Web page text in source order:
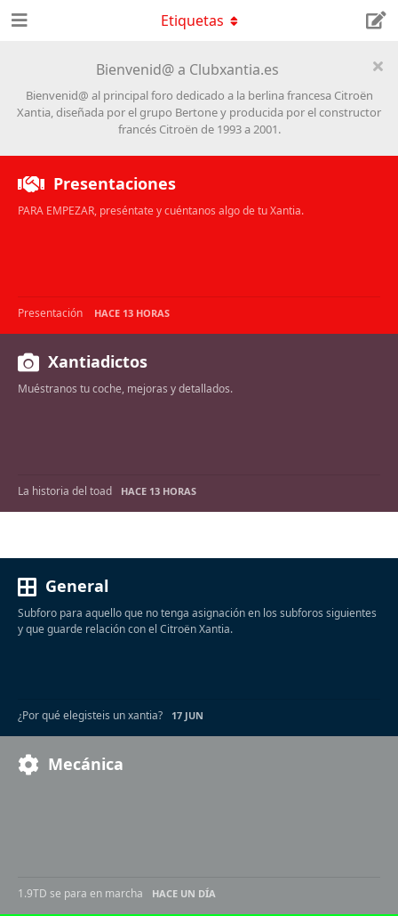
Bienvenid@ a Clubxantia.es
Bienvenid@ al principal foro dedicado a la berlina francesa Citroën
Xantia, diseñada por el grupo Bertone y producida por el constructor
francés Citroën de 1993 a 2001.
Etiquetas
Presentaciones
PARA EMPEZAR, preséntate y cuéntanos algo de tu Xantia.
Presentación HACE 13 HORAS
Xantiadictos
Muéstranos tu coche, mejoras y detallados.
La historia del toad HACE 13 HORAS
General
Subforo para aquello que no tenga asignación en los subforos siguientes
y que guarde relación con el Citroën Xantia.
¿Por qué elegisteis un xantia? 17 JUN
Mecánica
1.9TD se para en marcha HACE UN DÍA